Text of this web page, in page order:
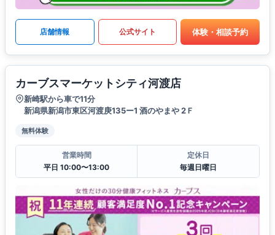
店舗情報 公式サイト 体験・相談予約
カーブスマーケットシティ河渡店
新崎駅から車で11分
新潟県新潟市東区河渡庚135ー1 酒のやまや 2Ｆ
無料体験
営業時間
平日 10:00〜13:00
定休日
毎週日曜日